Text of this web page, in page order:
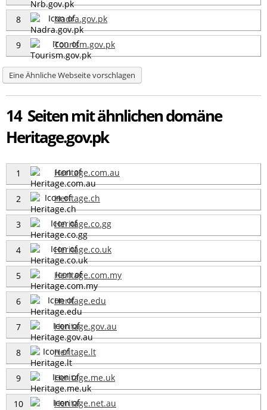
8 Nadra.gov.pk
9 Tourism.gov.pk
Eine Ähnliche Webseite vorschlagen
14 Seiten mit ähnlichen domäne
Heritage.gov.pk
1 Heritage.com.au
2 Heritage.ch
3 Heritage.co.gg
4 Heritage.co.uk
5 Heritage.com.my
6 Heritage.edu
7 Heritage.gov.au
8 Heritage.lt
9 Heritage.me.uk
10 Heritage.net.au